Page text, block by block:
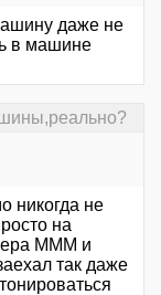
даже не
в машине
никогда не
на
МММ и
так даже